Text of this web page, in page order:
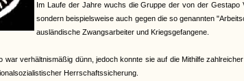
Im Laufe der Jahre wuchs die Gruppe der von der Gestapo
sondern beispielsweise auch gegen die so genannten
ausländische Zwangsarbeiter und Kriegsgefangene.
war verhältnismäßig dünn, jedoch konnte sie auf die Mithilfe
Herrschaftssicherung.